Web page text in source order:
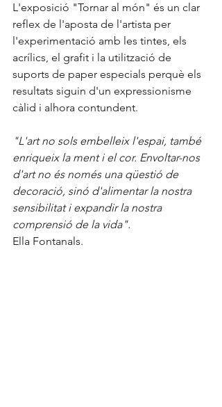
L'exposició "Tornar al món" és un clar
reflex de l'aposta de l'artista per
l'experimentació amb les tintes, els
acrílics, el grafit i la utilització de
suports de paper especials perquè els
resultats siguin d'un expressionisme
càlid i alhora contundent.
"L'art no sols embelleix l'espai, també
enriqueix la ment i el cor. Envoltar-nos
d'art no és només una qüestió de
decoració, sinó d'alimentar la nostra
sensibilitat i expandir la nostra
comprensió de la vida".
Ella Fontanals.